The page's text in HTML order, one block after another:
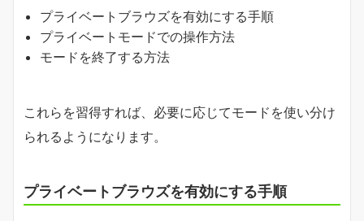
プライベートブラウズを有効にする手順
プライベートモードでの操作方法
モードを終了する方法
これらを習得すれば、必要に応じてモードを使い分け
られるようになります。
プライベートブラウズを有効にする手順